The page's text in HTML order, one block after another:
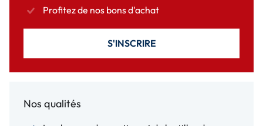
Profitez de nos bons d'achat
S'INSCRIRE
Nos qualités